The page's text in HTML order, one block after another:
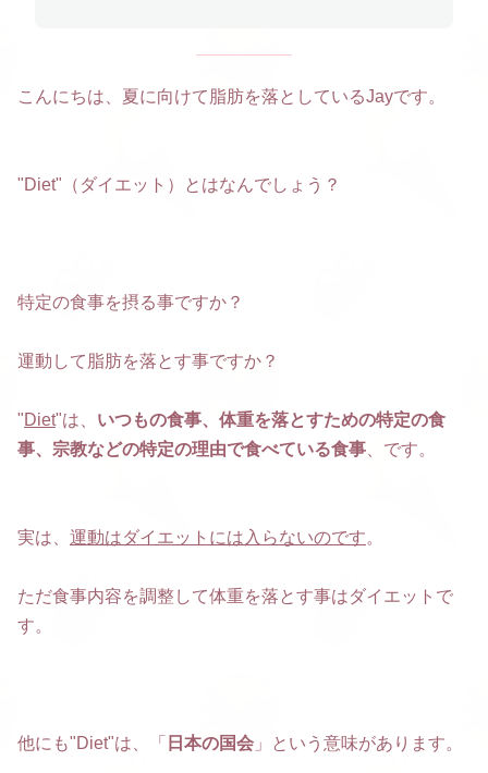
こんにちは、夏に向けて脂肪を落としているJayです。
"Diet"（ダイエット）とはなんでしょう？
特定の食事を摂る事ですか？
運動して脂肪を落とす事ですか？
"Diet"は、 いつもの食事、体重を落とすための特定の食
事、宗教などの特定の理由で食べている食事 、です。
実は、 運動はダイエットには入らないのです。
ただ食事内容を調整して体重を落とす事はダイエットで
す。
他にも"Diet"は、「 日本の国会 」という意味があります。